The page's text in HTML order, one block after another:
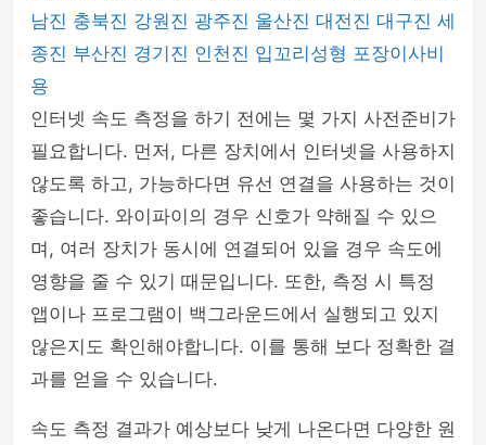
남진 충북진 강원진 광주진 울산진 대전진 대구진 세
종진 부산진 경기진 인천진 입꼬리성형 포장이사비
용
인터넷 속도 측정을 하기 전에는 몇 가지 사전준비가
필요합니다. 먼저, 다른 장치에서 인터넷을 사용하지
않도록 하고, 가능하다면 유선 연결을 사용하는 것이
좋습니다. 와이파이의 경우 신호가 약해질 수 있으
며, 여러 장치가 동시에 연결되어 있을 경우 속도에
영향을 줄 수 있기 때문입니다. 또한, 측정 시 특정
앱이나 프로그램이 백그라운드에서 실행되고 있지
않은지도 확인해야합니다. 이를 통해 보다 정확한 결
과를 얻을 수 있습니다.
속도 측정 결과가 예상보다 낮게 나온다면 다양한 원